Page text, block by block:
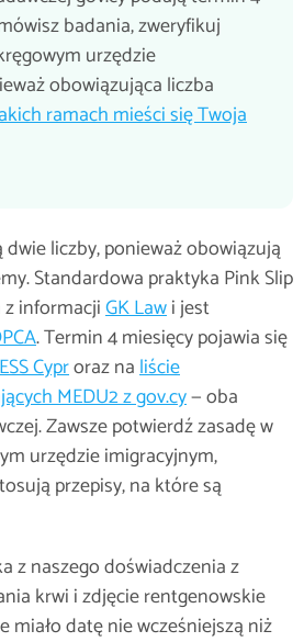
badania, zweryfikuj
urzędzie
obowiązująca liczba
ramach mieści się Twoja
liczby, ponieważ obowiązują
Standardowa praktyka Pink Slip
informacjiGK Lawi jest
. Termin 4 miesięcy pojawia się
Cyproraz naliście
MEDU2 z gov.cy— oba
Zawsze potwierdź zasadę w
urzędzie imigracyjnym,
przepisy, na które są
z naszego doświadczenia z
krwi i zdjęcie rentgenowskie
miało datę nie wcześniejszą niż